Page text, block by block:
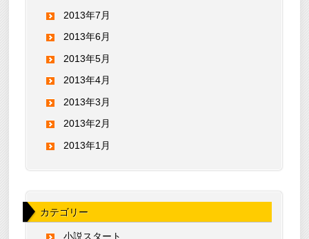
2013年7月
2013年6月
2013年5月
2013年4月
2013年3月
2013年2月
2013年1月
カテゴリー
小説スタート